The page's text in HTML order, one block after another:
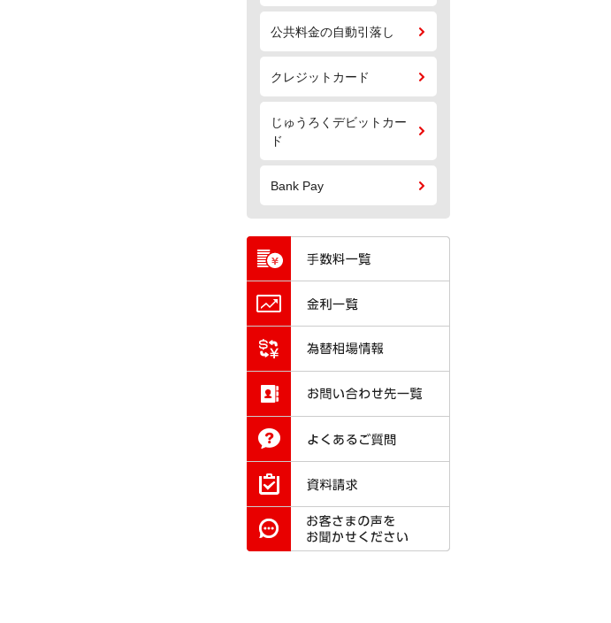
公共料金の自動引落し
クレジットカード
じゅうろくデビットカー
ド
Bank Pay